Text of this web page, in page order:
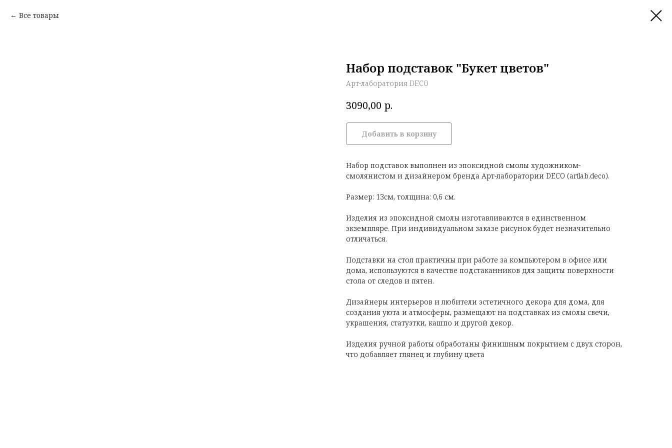
Все товары
Набор подставок "Букет цветов"
Арт-лаборатория DECO
3090,00 р.
Добавить в корзину
Набор подставок выполнен из эпоксидной смолы художником-
смолянистом и дизайнером бренда Арт-лаборатории DECO (artlab.deco).
Размер: 13см, толщина: 0,6 см.
Изделия из эпоксидной смолы изготавливаются в единственном
экземпляре. При индивидуальном заказе рисунок будет незначительно
отличаться.
Подставки на стол практичны при работе за компьютером в офисе или
дома, используются в качестве подстаканников для защиты поверхности
стола от следов и пятен.
Дизайнеры интерьеров и любители эстетичного декора для дома, для
создания уюта и атмосферы, размещают на подставках из смолы свечи,
украшения, статуэтки, кашпо и другой декор.
Изделия ручной работы обработаны финишным покрытием с двух сторон,
что добавляет глянец и глубину цвета